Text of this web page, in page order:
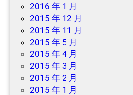
2016 年 1 月
2015 年 12 月
2015 年 11 月
2015 年 5 月
2015 年 4 月
2015 年 3 月
2015 年 2 月
2015 年 1 月